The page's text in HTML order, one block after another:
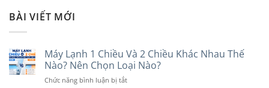
BÀI VIẾT MỚI
Máy Lạnh 1 Chiều Và 2 Chiều Khác Nhau Thế
Nào? Nên Chọn Loại Nào?
Chức năng bình luận bị tắtở